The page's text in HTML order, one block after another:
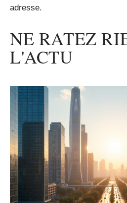
adresse.
NE RATEZ
L'ACTU